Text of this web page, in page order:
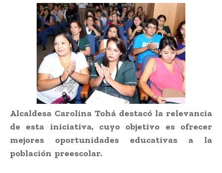
Alcaldesa Carolina Tohá destacó la relevancia
de esta iniciativa, cuyo objetivo es ofrecer
mejores oportunidades educativas a la
población preescolar.